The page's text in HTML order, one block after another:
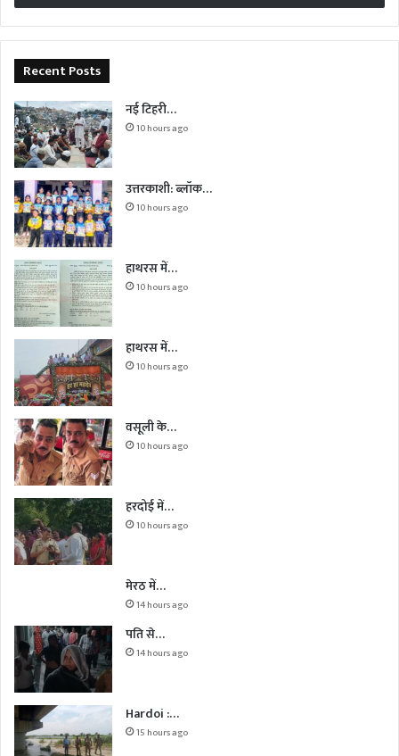
Recent Posts
नई टिहरी…
10 hours ago
उत्तरकाशी: ब्लॉक…
10 hours ago
हाथरस में…
10 hours ago
हाथरस में…
10 hours ago
वसूली के…
10 hours ago
हरदोई में…
10 hours ago
मेरठ में…
14 hours ago
पति से…
14 hours ago
Hardoi :…
15 hours ago